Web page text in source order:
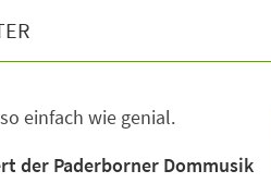
einfach wie genial.
der Paderborner Dommusik